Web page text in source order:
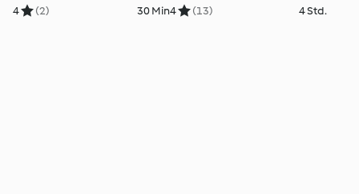
4 (2) 30 Min4 (13) 4 Std.